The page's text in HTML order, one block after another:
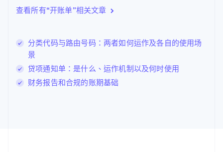
查看所有“开账单”相关文章
分类代码与路由号码：两者如何运作及各自的使用场
景
贷项通知单：是什么、运作机制以及何时使用
财务报告和合规的账期基础
拉脱维亚
English
列支敦士登
Deutsch
卢森堡
Français Deutsch English
罗马尼亚